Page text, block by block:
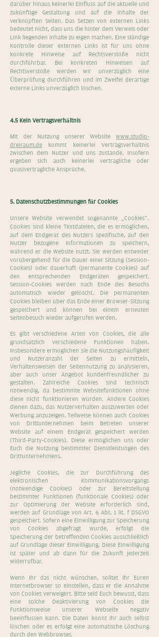
darüber hinaus keinerlei Einfluss auf die aktuelle und
zukünftige Gestaltung und auf die Inhalte der
verknüpften Seiten. Das Setzen von externen Links
bedeutet nicht, dass uns die hinter dem Verweis oder
Link liegenden Inhalte zu eigen machen. Eine ständige
Kontrolle dieser externen Links ist für uns ohne
konkrete Hinweise auf Rechtsverstöße nicht
durchführbar. Bei konkreten Hinweisen auf
Rechtsverstöße werden wir unverzüglich eine
Überprüfung durchführen und im Zweifel derartige
externe Links unverzüglich löschen.
4.5 Kein Vertragsverhältnis
Mit der Nutzung unserer Website www.studio-
dreiraum.de kommt keinerlei Vertragsverhältnis
zwischen dem Nutzer und uns zustande. Insofern
ergeben sich auch keinerlei vertragliche oder
quasivertragliche Ansprüche.
5. Datenschutzbestimmungen für Cookies
Unsere Website verwendet sogenannte „Cookies“.
Cookies sind kleine Textdateien, die es ermöglichen,
auf dem Endgerät des Nutzers spezifische, auf den
Nutzer bezogene Informationen zu speichern,
während er die Website nutzt. Sie werden entweder
vorübergehend für die Dauer einer Sitzung (Session-
Cookies) oder dauerhaft (permanente Cookies) auf
den entsprechenden Endgeräten gespeichert.
Session-Cookies werden nach Ende des Besuchs
automatisch wieder gelöscht. Die permanenten
Cookies bleiben über das Ende einer Browser-Sitzung
gespeichert und können bei einem erneuten
Seitenbesuch wieder aufgerufen werden.
Es gibt verschiedene Arten von Cookies, die alle
grundsätzlich verschiedene Funktionen haben.
Insbesondere ermöglichen sie die Nutzungshäufigkeit
und Nutzeranzahl der Seiten zu ermitteln,
Verhaltensweisen der Seitennutzung zu analysieren,
aber auch unser Angebot kundenfreundlicher zu
gestalten. Zahlreiche Cookies sind technisch
notwendig, da bestimmte Websitefunktionen ohne
diese nicht funktionieren würden. Andere Cookies
dienen dazu, das Nutzerverhalten auszuwerten oder
Werbung anzuzeigen. Teilweise können auch Cookies
von Drittunternehmen beim Betreten unserer
Website auf einem Endgerät gespeichert werden
(Third-Party-Cookies). Diese ermöglichen uns oder
Euch die Nutzung bestimmter Dienstleistungen des
Drittunternehmens.
Jegliche Cookies, die zur Durchführung des
elektronischen Kommunikationsvorgangs
(notwendige Cookies) oder zur Bereitstellung
bestimmter Funktionen (funktionale Cookies) oder
zur Optimierung der Website erforderlich sind,
werden auf Grundlage von Art. 6 Abs. 1 lit. f DSGVO
gespeichert. Sofern eine Einwilligung zur Speicherung
von Cookies abgefragt wurde, erfolgt die
Speicherung der betreffenden Cookies ausschließlich
auf Grundlage dieser Einwilligung. Diese Einwilligung
ist später und ab dann für die Zukunft jederzeit
widerrufbar.
Wenn Ihr das nicht wünschen, solltet Ihr Euren
Internetbrowser so einstellen, dass er die Annahme
von Cookies verweigert. Bitte seid Euch bewusst, dass
eine solche Deaktivierung von Cookies die
Funktionsweise unserer Webseite negativ
beeinflussen kann. Die Daten könnt Ihr auch selbst
löschen oder es erfolgt eine automatische Löschung
durch den Webbrowser.